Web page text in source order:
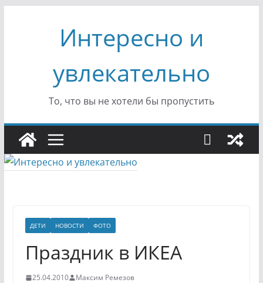
содержимомуИнтересно и
увлекательно
То, что вы не хотели бы пропустить
ДЕТИ НОВОСТИ ФОТО
Праздник в ИКЕА
25.04.2010 Максим Ремезов